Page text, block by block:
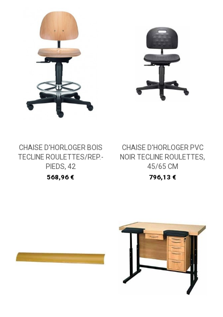
CHAISE D'HORLOGER BOIS
TECLINE ROULETTES/REP.-
PIEDS, 42
Prix
568,96 €
CHAISE D'HORLOGER PVC
NOIR TECLINE ROULETTES,
45/65 CM
Prix
796,13 €